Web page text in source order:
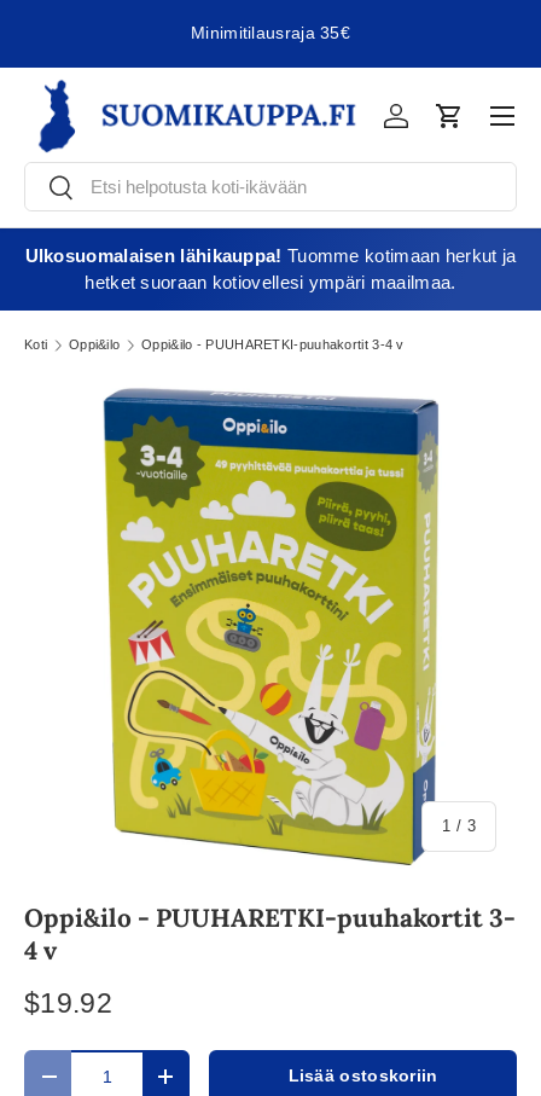
Minimitilausraja 35€
EtsiEtsi
KirjauduOstoskori
Ulkosuomalaisen lähikauppa! Tuomme kotimaan herkut ja
hetket suoraan kotiovellesi ympäri maailmaa.
Koti Oppi&ilo Oppi&ilo - PUUHARETKI-puuhakortit 3-4 v
1 / /3
Oppi&ilo - PUUHARETKI-puuhakortit 3-
4 v
$19.92
Määrä
Translation missing: fi.cart.items.decrease_quantity
Translation missing:Lisää ostoskoriin